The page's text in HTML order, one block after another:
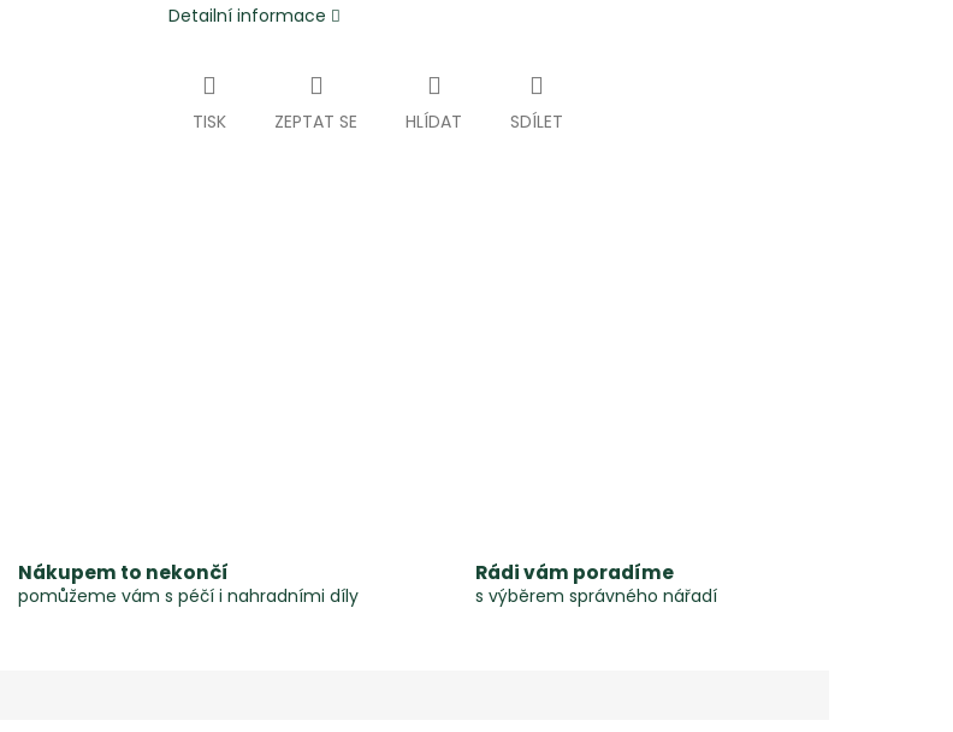
Detailní informace
TISK ZEPTAT SE HLÍDAT SDÍLET
Nákupem to nekončí
pomůžeme vám s péčí i nahradními díly
Rádi vám poradíme
s výběrem správného nářadí